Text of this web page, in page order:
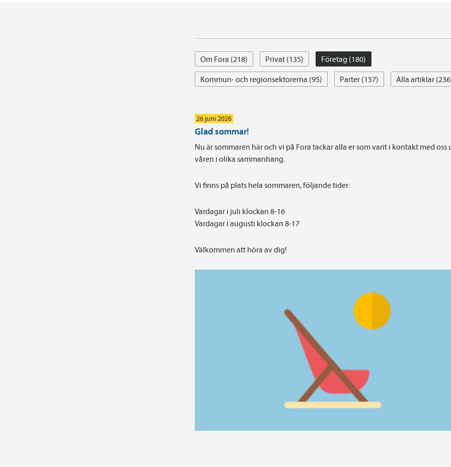
Om Fora (218) Privat (135)
Företag (180)
Kommun- och regionsektorerna (95)
Parter (157) Alla artiklar
26 juni 2026
Glad sommar!
Nu är sommaren här och vi på Fora tackar alla er som varit i kontakt med oss
våren i olika sammanhang.
Vi finns på plats hela sommaren, följande tider:
Vardagar i juli klockan 8-16
Vardagar i augusti klockan 8-17
Välkommen att höra av dig!